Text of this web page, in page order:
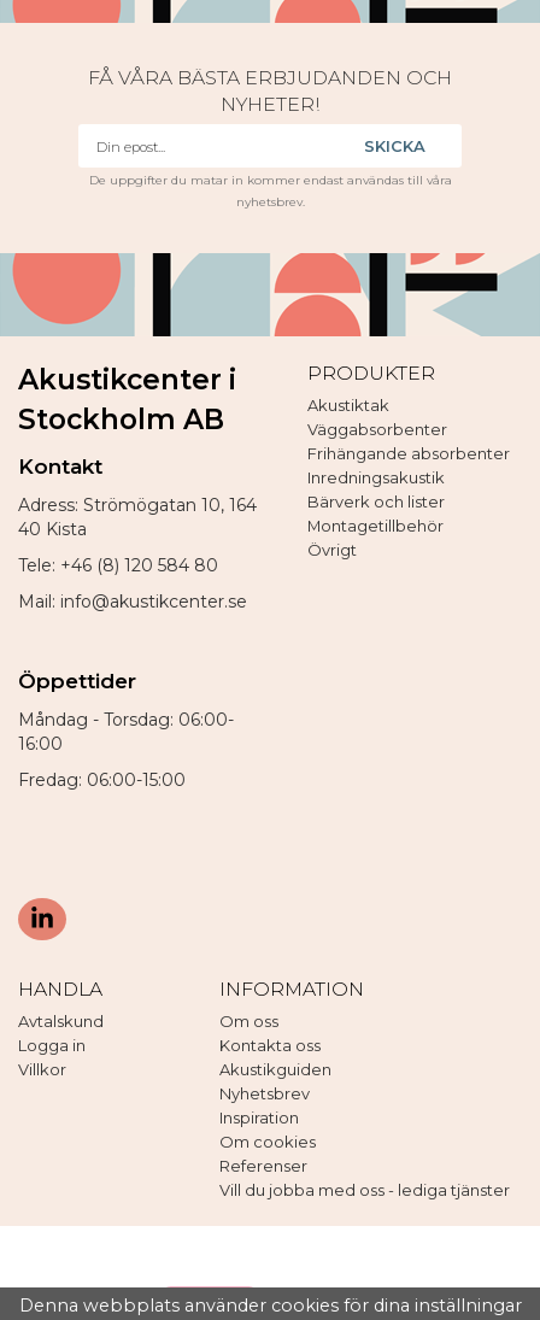
FÅ VÅRA BÄSTA ERBJUDANDEN OCH
NYHETER!
SKICKA
De uppgifter du matar in kommer endast användas till våra
nyhetsbrev.
Akustikcenter i
Stockholm AB
Kontakt
Adress: Strömögatan 10, 164
40 Kista
Tele: +46 (8) 120 584 80
Mail: info@akustikcenter.se
Öppettider
Måndag - Torsdag: 06:00-
16:00
Fredag: 06:00-15:00
PRODUKTER
Akustiktak
Väggabsorbenter
Frihängande absorbenter
Inredningsakustik
Bärverk och lister
Montagetillbehör
Övrigt
HANDLA
Avtalskund
Logga in
Villkor
INFORMATION
Om oss
Kontakta oss
Akustikguiden
Nyhetsbrev
Inspiration
Om cookies
Referenser
Vill du jobba med oss - lediga tjänster
Denna webbplats använder cookies för dina inställningar